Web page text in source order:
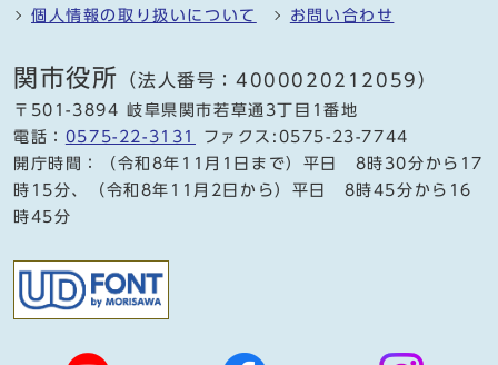
個人情報の取り扱いについて お問い合わせ
関市役所 （法人番号：4000020212059）
〒501-3894 岐阜県関市若草通3丁目1番地
電話： 0575-22-3131
ファクス:0575-23-7744
開庁時間：（令和8年11月1日まで）平日 8時30分から17
時15分、（令和8年11月2日から）平日 8時45分から16
時45分